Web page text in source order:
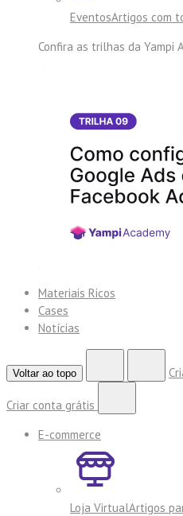
EventosArtigos com
Confira as trilhas da Yampi
Materiais Ricos
Cases
Notícias
Voltar ao topo
Criar conta grátis
E-commerce
Loja VirtualArtigos